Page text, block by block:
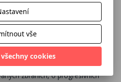
samopal s typickým
legendární útočné
palné zbraně jsou pojmem a tato
s celkem 94 typy od dob
Přináší spolehlivé informace o
zbraních, o progresivních
vše
cookies